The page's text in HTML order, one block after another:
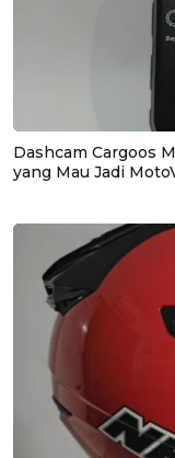
Dashcam Cargoos
yang Mau Jadi